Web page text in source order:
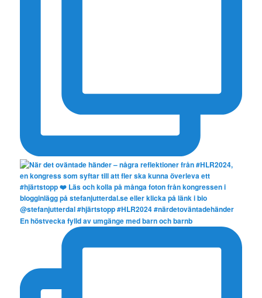
En höstvecka fylld av umgänge med barn och barnb